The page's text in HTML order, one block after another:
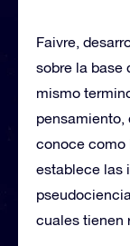
Faivre,
sobre la base
mismo
pensamiento,
conoce como
establece las
cuales tienen